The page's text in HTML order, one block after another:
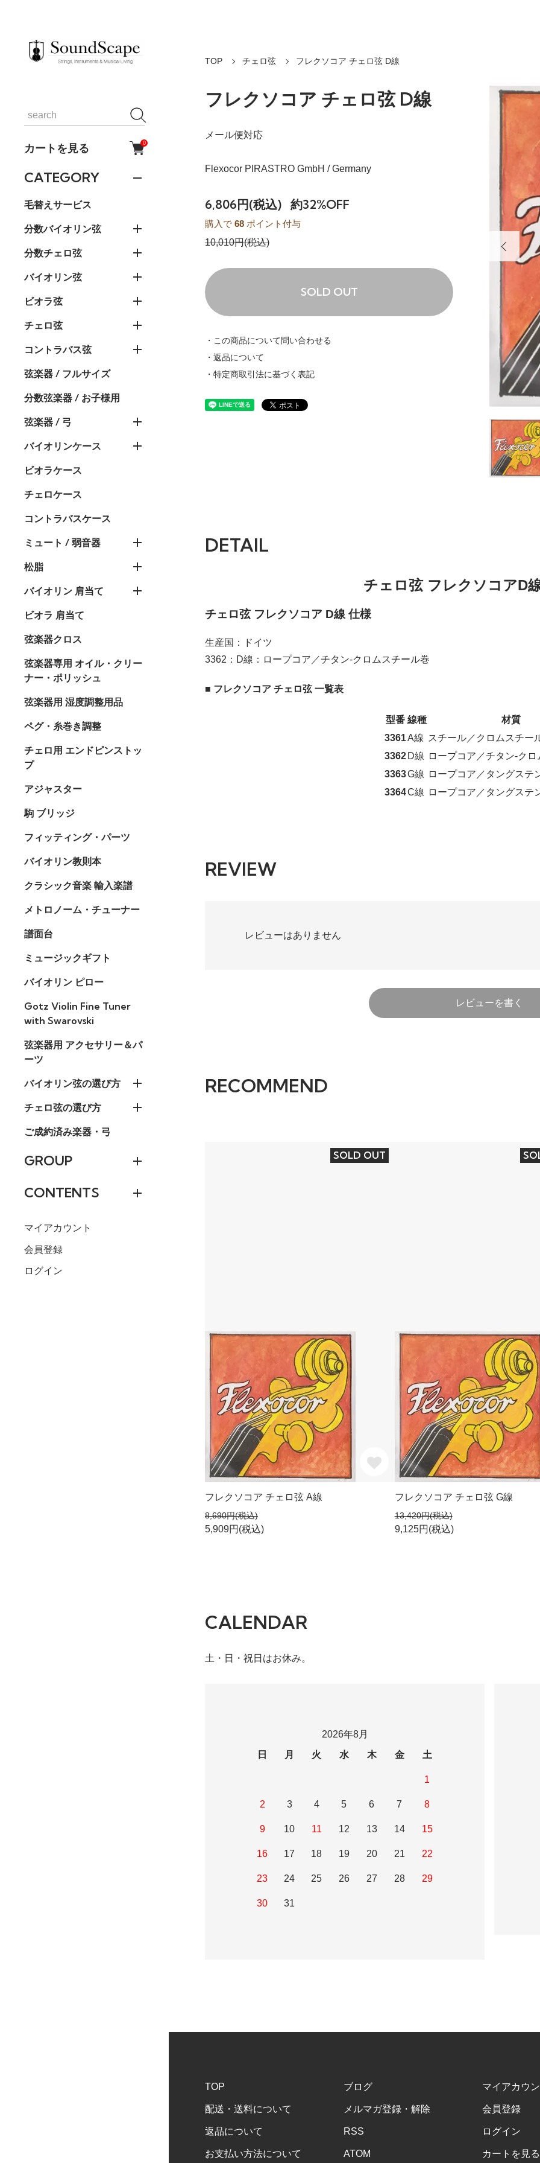
カートを見る 0
CATEGORY
毛替えサービス
分数バイオリン弦
分数チェロ弦
バイオリン弦
ビオラ弦
チェロ弦
コントラバス弦
弦楽器 / フルサイズ
分数弦楽器 / お子様用
弦楽器 / 弓
バイオリンケース
ビオラケース
チェロケース
コントラバスケース
ミュート / 弱音器
松脂
バイオリン 肩当て
ビオラ 肩当て
弦楽器クロス
弦楽器専用 オイル・クリー
ナー・ポリッシュ
弦楽器用 湿度調整用品
ペグ・糸巻き調整
チェロ用 エンドピンストッ
プ
アジャスター
駒 ブリッジ
フィッティング・パーツ
バイオリン教則本
クラシック音楽 輸入楽譜
メトロノーム・チューナー
譜面台
ミュージックギフト
バイオリン ピロー
Gotz Violin Fine Tuner
with Swarovski
弦楽器用 アクセサリー＆パ
ーツ
バイオリン弦の選び方
チェロ弦の選び方
ご成約済み楽器・弓
GROUP
CONTENTS
マイアカウント
会員登録
ログイン
TOP チェロ弦 フレクソコア チェロ弦 D線
フレクソコア チェロ弦 D線
メール便対応
Flexocor PIRASTRO GmbH / Germany
6,806円(税込) 約32%OFF
購入で 68 ポイント付与
10,010円(税込)
SOLD OUT
・この商品について問い合わせる
・返品について
・特定商取引法に基づく表記
DETAIL
チェロ弦 フレクソコアD
チェロ弦 フレクソコア D線 仕様
生産国：ドイツ
3362：D線：ロープコア／チタン-クロムスチール巻
■ フレクソコア チェロ弦 一覧表
型番 線種
材質
3361A線 スチール／クロムスチー
3362 D線 ロープコア／チタン-ク
3363G線 ロープコア／タングステ
3364C線 ロープコア／タングステ
REVIEW
レビューはありません
レビューを書く
RECOMMEND
SOLD OUT
フレクソコア チェロ弦 A線
8,690円(税込)
5,909円(税込)
フレクソコア チェロ弦 G線
13,420円(税込)
9,125円(税込)
CALENDAR
土・日・祝日はお休み。
2026年8月
日
月 火 水 木 金 土
1
2 3 4 5 6 7 8
9 10 11 12 13 14 15
16 17 18 19 20 21 22
23 24 25 26 27 28 29
30 31
TOP
配送・送料について
返品について
お支払い方法について
ブログ
メルマガ登録・解除
RSS
ATOM
マイアカウ
会員登録
ログイン
カートを見る